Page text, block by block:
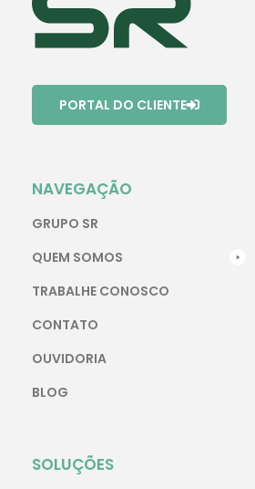
PORTAL DO CLIENTE
NAVEGAÇÃO
GRUPO SR
QUEM SOMOS
TRABALHE CONOSCO
CONTATO
OUVIDORIA
BLOG
SOLUÇÕES